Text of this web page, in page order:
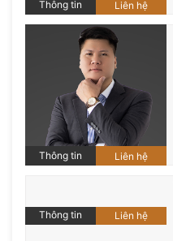
Thông tin Liên hệ
Thông tin Liên hệ
Thông tin Liên hệ